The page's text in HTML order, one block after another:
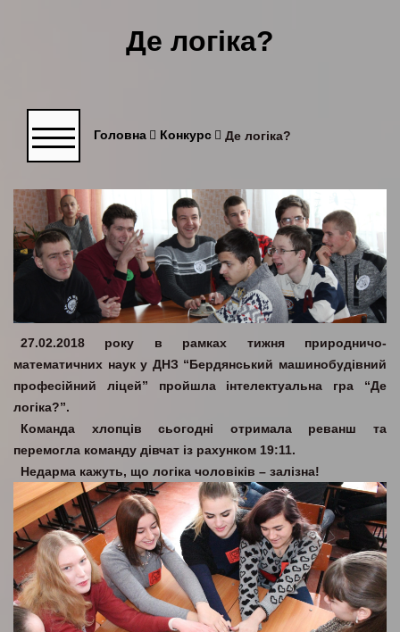
Де логіка?
Головна Конкурс Де логіка?
27.02.2018 року в рамках тижня природничо-
математичних наук у ДНЗ “Бердянський машинобудівний
професійний ліцей” пройшла інтелектуальна гра “Де
логіка?”.
Команда хлопців сьогодні отримала реванш та
перемогла команду дівчат із рахунком 19:11.
Недарма кажуть, що логіка чоловіків – залізна!